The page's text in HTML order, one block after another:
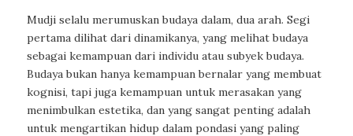
Mudji selalu merumuskan budaya dalam, dua arah. Segi
pertama dilihat dari dinamikanya, yang melihat budaya
sebagai kemampuan dari individu atau subyek budaya.
Budaya bukan hanya kemampuan bernalar yang membuat
kognisi, tapi juga kemampuan untuk merasakan yang
menimbulkan estetika, dan yang sangat penting adalah
untuk mengartikan hidup dalam pondasi yang paling